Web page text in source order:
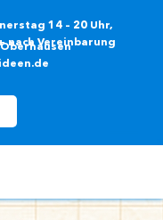
14 – 20 Uhr,
nach Vereinbarung